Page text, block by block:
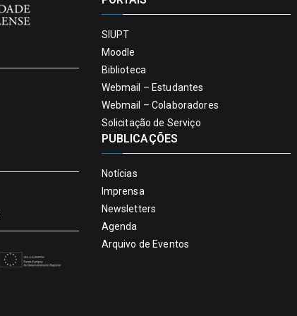
SIUPT
Moodle
Biblioteca
Webmail – Estudantes
Webmail – Colaboradores
Solicitação de Serviço
PUBLICAÇÕES
Notícias
Imprensa
Newsletters
Agenda
Arquivo de Eventos